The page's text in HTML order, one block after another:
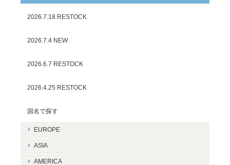
2026.7.18 RESTOCK
2026.7.4 NEW
2026.6.7 RESTOCK
2026.4.25 RESTOCK
国名で探す
EUROPE
ASIA
AMERICA